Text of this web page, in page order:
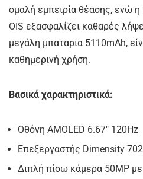
ομαλή εμπειρία θέασης, ενώ
OIS εξασφαλίζει καθαρές
μεγάλη μπαταρία 5110mAh,
καθημερινή χρήση.
Βασικά χαρακτηριστικά:
Οθόνη AMOLED 6.67″ 120Hz
Επεξεργαστής Dimensity
Διπλή πίσω κάμερα 50MP με